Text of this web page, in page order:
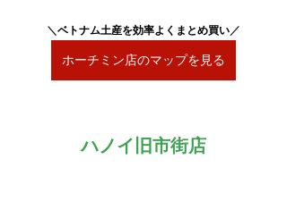
＼ベトナム土産を効率よくまとめ買い／
ホーチミン店のマップを見る
ハノイ旧市街店